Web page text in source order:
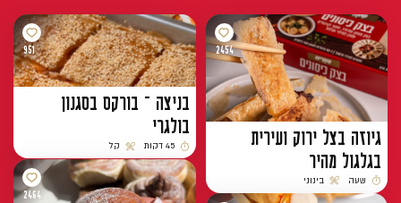
2454
גיוזה בצל ירוק ועירית
בגלגול מהיר
זמן הכנה
שעה
רמת קושי
בינוני
951
בניצה – בורקס בסגנון
בולגרי
זמן הכנה
45 דקות
רמת קושי
קל
2464